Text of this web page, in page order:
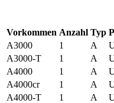
Vorkommen Anzahl Typ
A3000
1 A
A3000-T
1 A
A4000
1 A
A4000cr
1 A
A4000-T
1 A